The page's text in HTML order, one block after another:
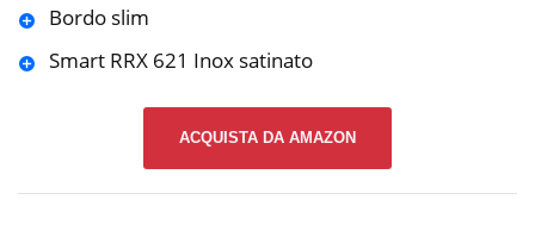
Bordo slim
Smart RRX 621 Inox satinato
ACQUISTA DA AMAZON